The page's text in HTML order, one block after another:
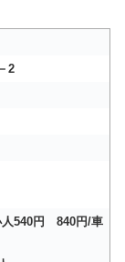
2
540円 840円/車